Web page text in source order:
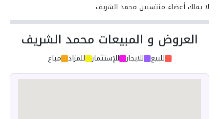
لا يملك أعضاء منتسبين محمد الشريف
العروض و المبيعات محمد الشريف
للبيع للايجار للإستثمار للمزاد مباع